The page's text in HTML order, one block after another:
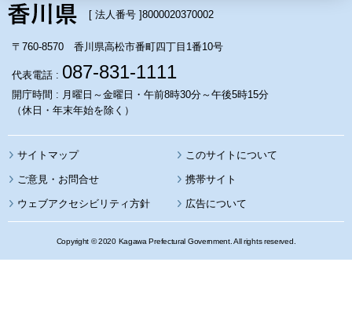
[ 法人番号 ]8000020370002
〒760-8570 香川県高松市番町四丁目1番10号
代表電話 : 087-831-1111
開庁時間 : 月曜日～金曜日・午前8時30分～午後5時15分
（休日・年末年始を除く）
サイトマップ このサイトについて
携帯サイト
ウェブアクセシビリティ方針 広告について
Copyright © 2020 Kagawa Prefectural Government. All rights reserved.